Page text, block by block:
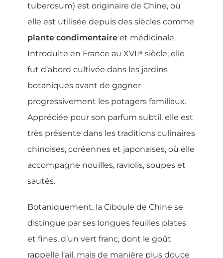
tuberosum) est originaire de Chine, où
elle est utilisée depuis des siècles comme
plante condimentaire et médicinale.
Introduite en France au XVIIᵉ siècle, elle
fut d’abord cultivée dans les jardins
botaniques avant de gagner
progressivement les potagers familiaux.
Appréciée pour son parfum subtil, elle est
très présente dans les traditions culinaires
chinoises, coréennes et japonaises, où elle
accompagne nouilles, raviolis, soupes et
sautés.
Botaniquement, la Ciboule de Chine se
distingue par ses longues feuilles plates
et fines, d’un vert franc, dont le goût
rappelle l’ail, mais de manière plus douce